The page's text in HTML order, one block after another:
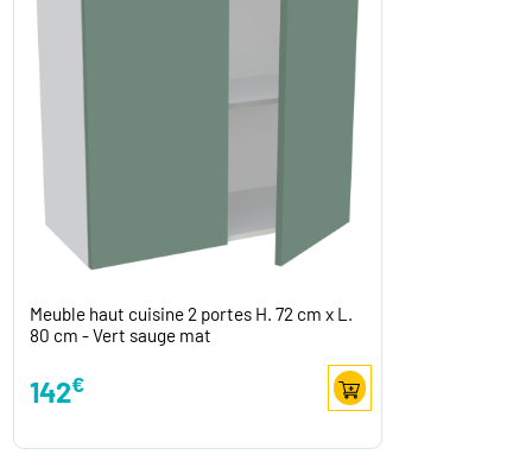
Meuble haut cuisine 2 portes H. 72 cm x L.
80 cm - Vert sauge mat
142€